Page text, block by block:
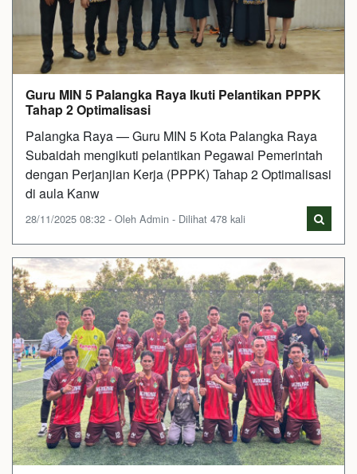
Guru MIN 5 Palangka Raya Ikuti Pelantikan PPPK
Tahap 2 Optimalisasi
Palangka Raya — Guru MIN 5 Kota Palangka Raya
Subaidah mengikuti pelantikan Pegawai Pemerintah
dengan Perjanjian Kerja (PPPK) Tahap 2 Optimalisasi
di aula Kanw
28/11/2025 08:32 - Oleh Admin - Dilihat 478 kali